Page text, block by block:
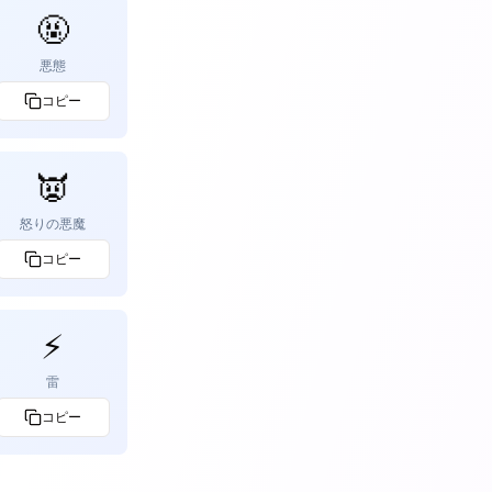
🤬
悪態
コピー
👿
怒りの悪魔
コピー
⚡
雷
コピー